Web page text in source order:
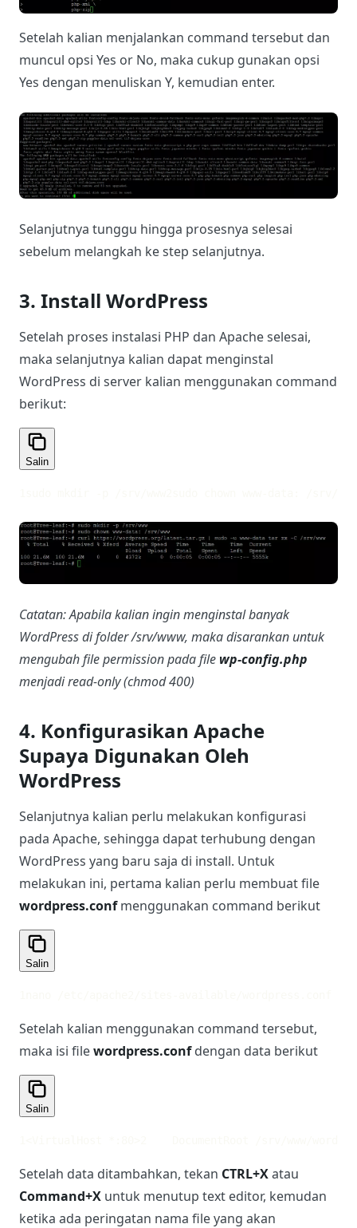
Setelah kalian menjalankan command tersebut dan
muncul opsi Yes or No, maka cukup gunakan opsi
Yes dengan menuliskan Y, kemudian enter.
Selanjutnya tunggu hingga prosesnya selesai
sebelum melangkah ke step selanjutnya.
3. Install WordPress
Setelah proses instalasi PHP dan Apache selesai,
maka selanjutnya kalian dapat menginstal
WordPress di server kalian menggunakan command
berikut:
Salin
Catatan: Apabila kalian ingin menginstal banyak
WordPress di folder /srv/www, maka disarankan untuk
mengubah file permission pada file wp-config.php
menjadi read-only (chmod 400)
4. Konfigurasikan Apache
Supaya Digunakan Oleh
WordPress
Selanjutnya kalian perlu melakukan konfigurasi
pada Apache, sehingga dapat terhubung dengan
WordPress yang baru saja di install. Untuk
melakukan ini, pertama kalian perlu membuat file
wordpress.confmenggunakan command berikut
Salin
Setelah kalian menggunakan command tersebut,
maka isi filewordpress.confdengan data berikut
Salin
Setelah data ditambahkan, tekan CTRL+Xatau
Command+X untuk menutup text editor, kemudan
ketika ada peringatan nama file yang akan